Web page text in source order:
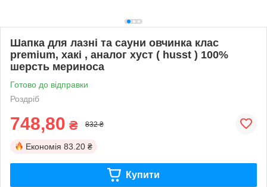
Шапка для лазні та сауни овчинка клас
premium, хакі , аналог хуст ( husst ) 100%
шерсть мериноса
Готово до відправки
Роздріб
748,80 ₴ 832 ₴
Економія 83.20 ₴
Купити